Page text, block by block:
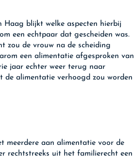
Haag blijkt welke aspecten hierbij
een echtpaar dat gescheiden was.
zou de vrouw na de scheiding
een alimentatie afgesproken van
jaar echter weer terug naar
de alimentatie verhoogd zou worden
meerdere aan alimentatie voor de
rechtstreeks uit het familierecht een